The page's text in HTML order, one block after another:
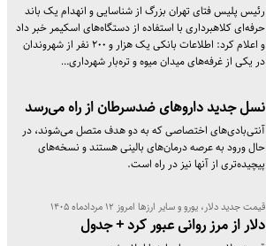
رئیس پلیس فتای تهران بزرگ از شناسایی و انهدام یک باند
حرفه‌ای کلاهبرداری با استفاده از دستگاه‌های اسکیمر خبر داد
و اعلام کرد: اطلاعات بانکی یک هزار و ۲۰۰ نفر از شهروندان
در یکی از غرفه‌های میدان میوه و تره‌بار شهرداری…
نسل جدید داروهای ضدسرطان از راه می‌رسد
آنتی‌بادی‌های اختصاصی که به دو هدف متصل می‌شوند، در
حال ورود به عرصه درمان‌های بالینی هستند و نسخه‌های
پیچیده‌تری از آنها نیز در راه است.
قیمت جدید دلار، یورو و سایر ارزها امروز ۱۲ مردادماه ۱۴۰۵
دلار از مرز روانی عبور کرد + جدول